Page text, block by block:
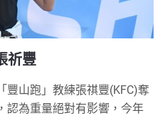
祈豐
豐山跑」教練張祺豐(KFC)奪
認為重量絕對有影響，今年